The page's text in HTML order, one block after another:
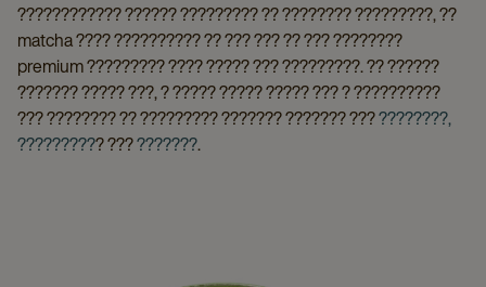
???????????? ?????? ????????? ?? ???????? ?????????, ??
matcha ???? ?????????? ?? ??? ??? ?? ??? ????????
premium ????????? ???? ????? ??? ?????????. ?? ??????
??????? ????? ???, ? ????? ????? ????? ??? ? ??????????
??? ???????? ?? ????????? ??????? ??????? ???????????,
?????????? ??????????.